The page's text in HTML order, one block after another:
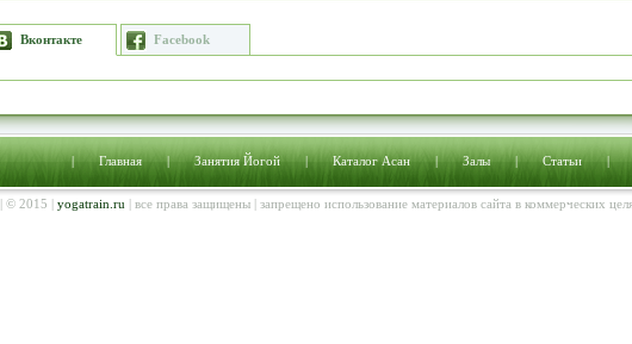
Вконтакте Facebook
|Главная|Занятия Йогой|Каталог Асан|Залы|Статьи
| © 2015 | yogatrain.ru | все права защищены | запрещено использование материалов сайта в коммерческих